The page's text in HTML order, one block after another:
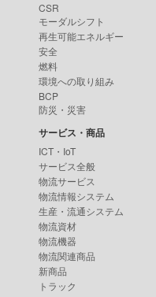
CSR
モーダルシフト
再生可能エネルギー
安全
燃料
環境への取り組み
BCP
防災・災害
サービス・商品
ICT・IoT
サービス全般
物流サービス
物流情報システム
生産・流通システム
物流資材
物流機器
物流関連商品
新商品
トラック